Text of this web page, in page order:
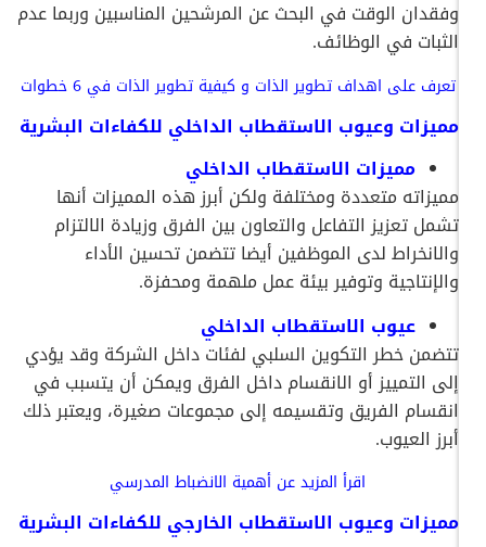
وفقدان الوقت في البحث عن المرشحين المناسبين وربما عدم
الثبات في الوظائف.
تعرف علىاهداف تطوير الذاتو كيفية تطوير الذات في 6 خطوات
مميزات وعيوب الاستقطاب الداخلي للكفاءات البشرية
مميزات الاستقطاب الداخلي
مميزاته متعددة ومختلفة ولكن أبرز هذه المميزات أنها
تشمل تعزيز التفاعل والتعاون بين الفرق وزيادة الالتزام
والانخراط لدى الموظفين أيضا تتضمن تحسين الأداء
والإنتاجية وتوفير بيئة عمل ملهمة ومحفزة.
عيوب الاستقطاب الداخلي
تتضمن خطر التكوين السلبي لفئات داخل الشركة وقد يؤدي
إلى التمييز أو الانقسام داخل الفرق ويمكن أن يتسبب في
انقسام الفريق وتقسيمه إلى مجموعات صغيرة، ويعتبر ذلك
أبرز العيوب.
اقرأ المزيد عنأهمية الانضباط المدرسي
مميزات وعيوب الاستقطاب الخارجي للكفاءات البشرية